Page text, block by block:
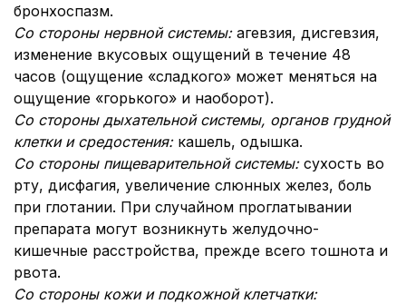
бронхоспазм.
Со стороны нервной системы: агевзия, дисгевзия,
изменение вкусовых ощущений в течение 48
часов (ощущение «сладкого» может меняться на
ощущение «горького» и наоборот).
Со стороны дыхательной системы, органов грудной
клетки и средостения: кашель, одышка.
Со стороны пищеварительной системы: сухость во
рту, дисфагия, увеличение слюнных желез, боль
при глотании. При случайном проглатывании
препарата могут возникнуть желудочно-
кишечные расстройства, прежде всего тошнота и
рвота.
Со стороны кожи и подкожной клетчатки: